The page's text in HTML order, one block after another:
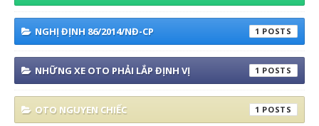
NGHỊ ĐỊNH 86/2014/NĐ-CP 1
NHỮNG XE OTO PHẢI LẮP ĐỊNH VỊ 1
OTO NGUYEN CHIẾC 1